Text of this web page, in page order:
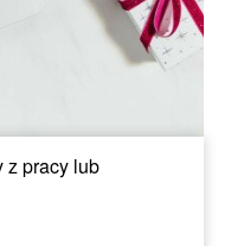
z pracy lub